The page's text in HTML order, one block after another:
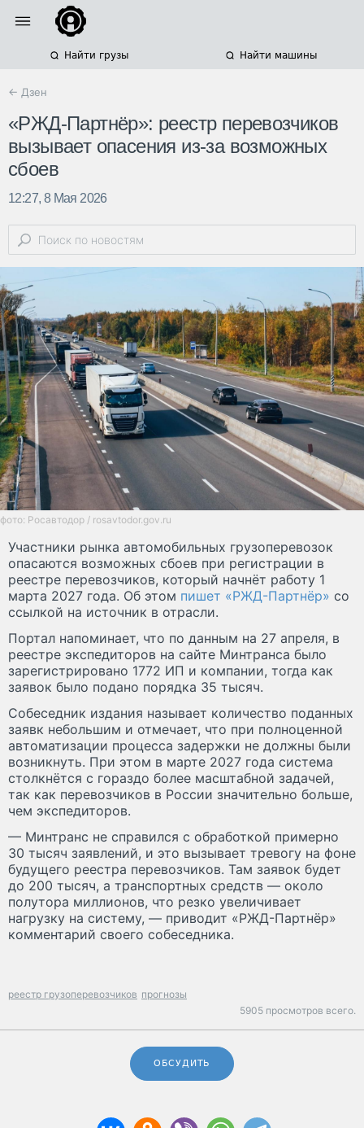
Найти грузы Найти машины
← Дзен
«РЖД-Партнёр»: реестр перевозчиков
вызывает опасения из-за возможных
сбоев
12:27, 8 Мая 2026
фото: Росавтодор / rosavtodor.gov.ru
Участники рынка автомобильных грузоперевозок
опасаются возможных сбоев при регистрации в
реестре перевозчиков, который начнёт работу 1
марта 2027 года. Об этом пишет «РЖД-Партнёр» со
ссылкой на источник в отрасли.
Портал напоминает, что по данным на 27 апреля, в
реестре экспедиторов на сайте Минтранса было
зарегистрировано 1772 ИП и компании, тогда как
заявок было подано порядка 35 тысяч.
Собеседник издания называет количество поданных
заявк небольшим и отмечает, что при полноценной
автоматизации процесса задержки не должны были
возникнуть. При этом в марте 2027 года система
столкнётся с гораздо более масштабной задачей,
так как перевозчиков в России значительно больше,
чем экспедиторов.
— Минтранс не справился с обработкой примерно
30 тысяч заявлений, и это вызывает тревогу на фоне
будущего реестра перевозчиков. Там заявок будет
до 200 тысяч, а транспортных средств — около
полутора миллионов, что резко увеличивает
нагрузку на систему, — приводит «РЖД-Партнёр»
комментарий своего собеседника.
реестр грузоперевозчиков прогнозы
5905 просмотров всего.
ОБСУДИТЬ